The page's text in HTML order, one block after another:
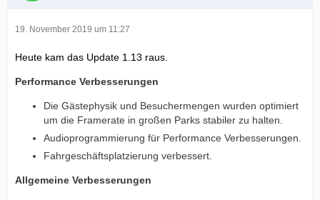
19. November 2019 um 11:27
Heute kam das Update 1.13 raus.
Performance Verbesserungen
Die Gästephysik und Besuchermengen wurden optimiert
um die Framerate in großen Parks stabiler zu halten.
Audioprogrammierung für Performance Verbesserungen.
Fahrgeschäftsplatzierung verbessert.
Allgemeine Verbesserungen